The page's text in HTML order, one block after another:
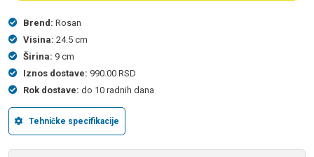
Brend: Rosan
Visina: 24.5 cm
Širina: 9 cm
Iznos dostave: 990.00 RSD
Rok dostave: do 10 radnih dana
Tehničke specifikacije